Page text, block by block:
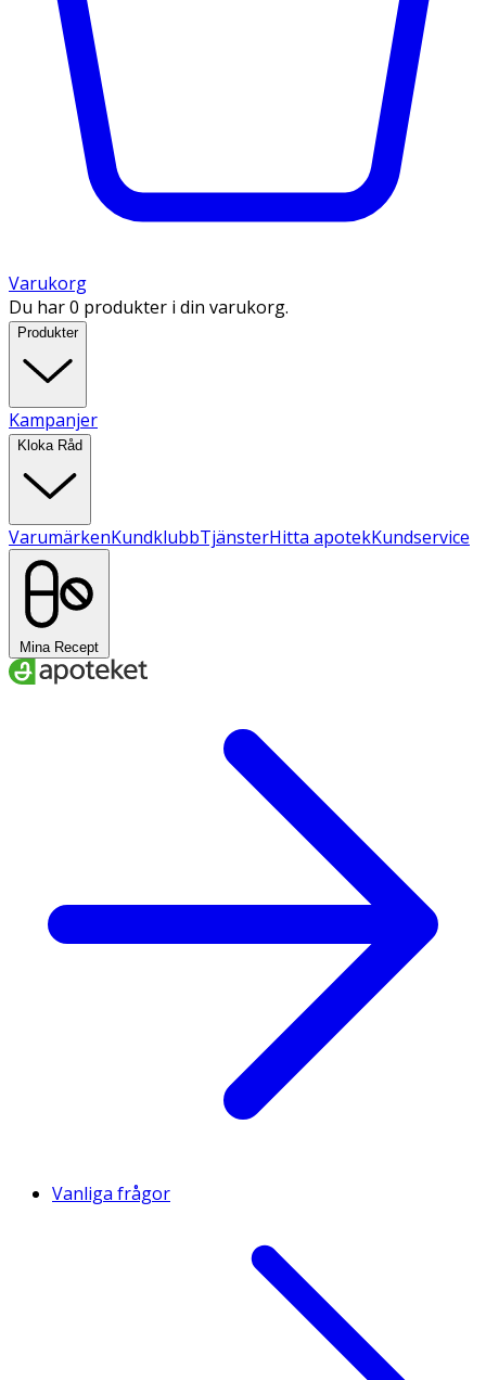
Varukorg
Du har 0 produkter i din varukorg.
Produkter
Kampanjer
Kloka Råd
VarumärkenKundklubbTjänsterHitta apotekKundservice
Mina Recept
Vanliga frågor